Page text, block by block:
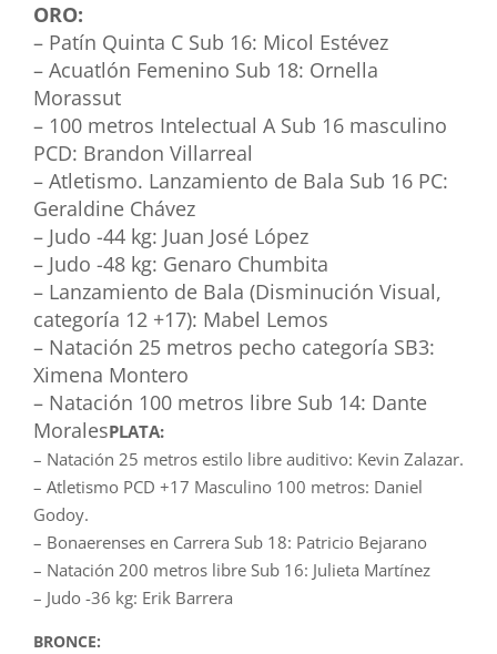
ORO:
– Patín Quinta C Sub 16: Micol Estévez
– Acuatlón Femenino Sub 18: Ornella
Morassut
– 100 metros Intelectual A Sub 16 masculino
PCD: Brandon Villarreal
– Atletismo. Lanzamiento de Bala Sub 16 PC:
Geraldine Chávez
– Judo -44 kg: Juan José López
– Judo -48 kg: Genaro Chumbita
– Lanzamiento de Bala (Disminución Visual,
categoría 12 +17): Mabel Lemos
– Natación 25 metros pecho categoría SB3:
Ximena Montero
– Natación 100 metros libre Sub 14: Dante
MoralesPLATA:
– Natación 25 metros estilo libre auditivo: Kevin Zalazar.
– Atletismo PCD +17 Masculino 100 metros: Daniel
Godoy.
– Bonaerenses en Carrera Sub 18: Patricio Bejarano
– Natación 200 metros libre Sub 16: Julieta Martínez
– Judo -36 kg: Erik Barrera
BRONCE: